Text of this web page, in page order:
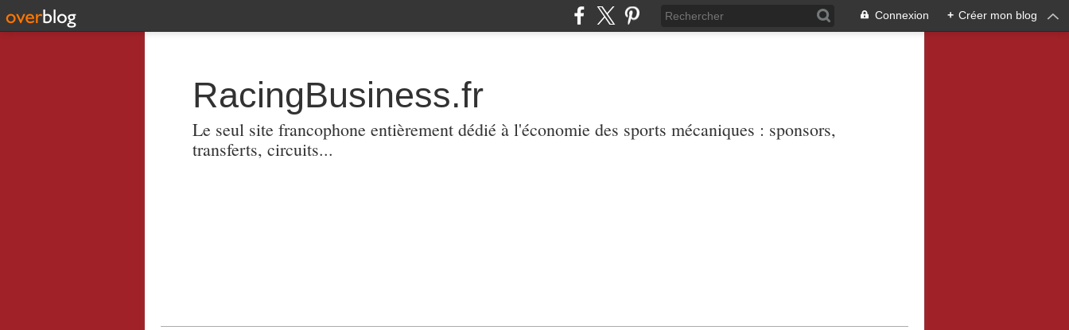
Connexion + Créer mon blog
RacingBusiness.fr
Le seul site francophone entièrement dédié à l'économie des sports mécaniques : sponsors,
transferts, circuits...